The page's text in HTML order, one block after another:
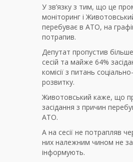
У зв’язку з тим, що це
моніторинг і
перебуває в АТО, на
потрапив.
Депутат пропустив
сесій та майже 64%
комісії з питань
розвитку.
Животовський каже, що
засідання з причин
АТО.
А на сесії не потрапляв
них належним чином не
інформують.